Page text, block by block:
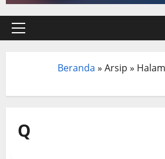
Beranda »Arsip »
Q